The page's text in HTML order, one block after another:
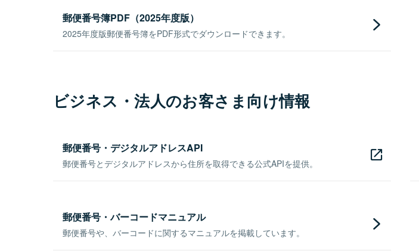
郵便番号簿PDF（2025年度版）
2025年度版郵便番号簿をPDF形式でダウンロードできます。
ビジネス・法人のお客さま向け情報
郵便番号・デジタルアドレスAPI
郵便番号とデジタルアドレスから住所を取得できる公式APIを提供。
郵便番号・バーコードマニュアル
郵便番号や、バーコードに関するマニュアルを掲載しています。